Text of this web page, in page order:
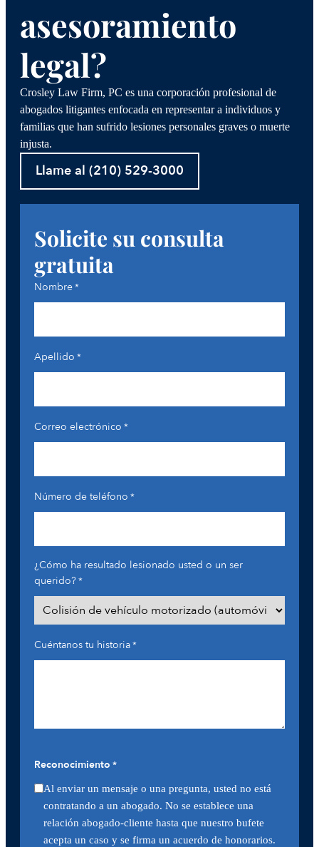
asesoramiento
legal?
Crosley Law Firm, PC es una corporación profesional de
abogados litigantes enfocada en representar a individuos y
familias que han sufrido lesiones personales graves o muerte
injusta.
Llame al (210) 529-3000
Solicite su consulta
gratuita
Nombre*
Apellido *
Correo electrónico *
Número de teléfono *
¿Cómo ha resultado lesionado usted o un ser
querido?*
Cuéntanos tu historia*
Reconocimiento *
Al enviar un mensaje o una pregunta, usted no está
contratando a un abogado. No se establece una
relación abogado-cliente hasta que nuestro bufete
acepta un caso y se firma un acuerdo de honorarios.